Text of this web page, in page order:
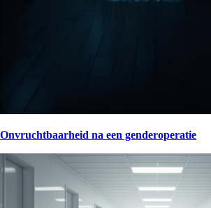
Onvruchtbaarheid na een genderoperatie